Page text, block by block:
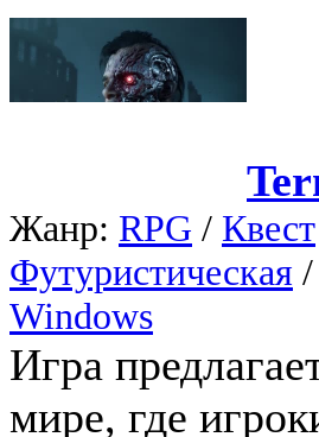
Жанр: RPG / Квест
Футуристическая /
Windows
Игра
мире, где